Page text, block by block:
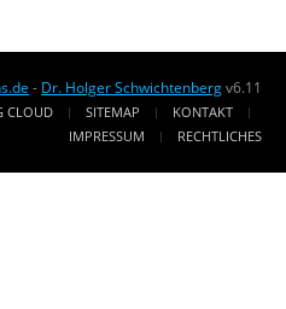
- Dr. Holger Schwichtenbergv6.11
CLOUD SITEMAP
KONTAKT
IMPRESSUM
RECHTLICHES